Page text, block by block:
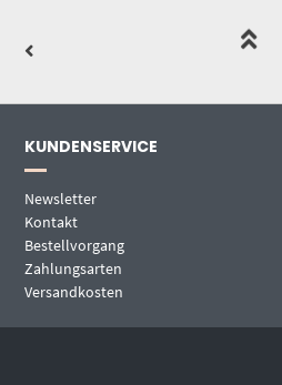
KUNDENSERVICE
Newsletter
Kontakt
Bestellvorgang
Zahlungsarten
Versandkosten